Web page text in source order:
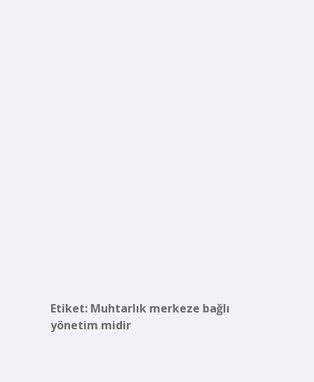
Etiket: Muhtarlık merkeze bağlı
yönetim midir